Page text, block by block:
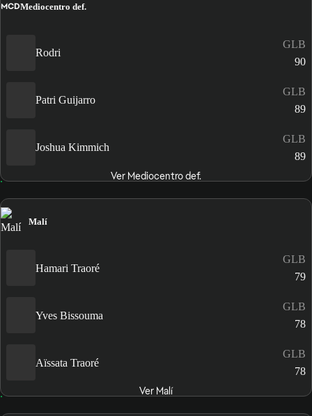
MCDMediocentro def.
Rodri
GLB
90
Patri Guijarro
GLB
89
Joshua Kimmich
GLB
89
Ver Mediocentro def.
Malí
Hamari Traoré
GLB
79
Yves Bissouma
GLB
78
Aïssata Traoré
GLB
78
Ver Malí